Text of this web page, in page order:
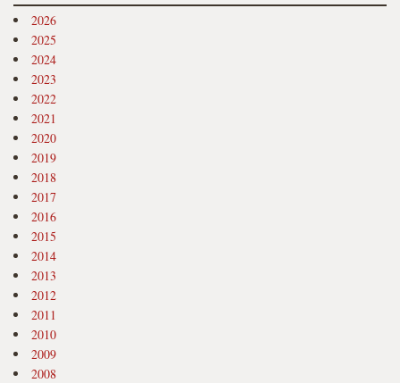
2026
2025
2024
2023
2022
2021
2020
2019
2018
2017
2016
2015
2014
2013
2012
2011
2010
2009
2008